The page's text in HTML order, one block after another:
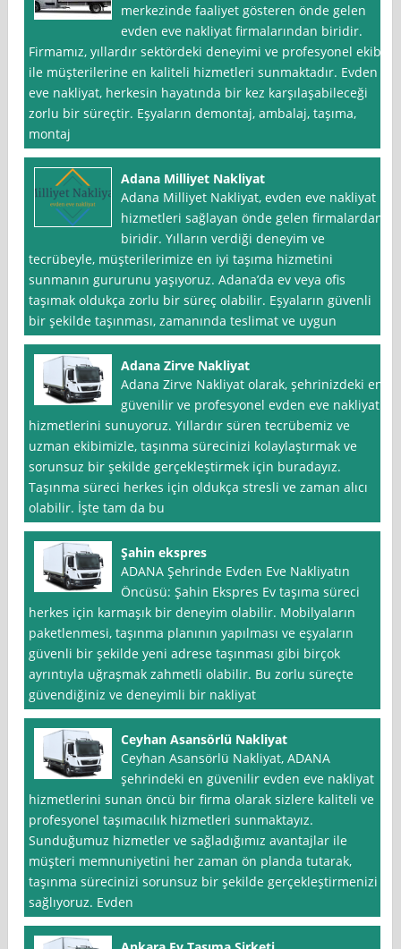
merkezinde faaliyet gösteren önde gelen
evden eve nakliyat firmalarından biridir.
Firmamız, yıllardır sektördeki deneyimi ve profesyonel ekibi
ile müşterilerine en kaliteli hizmetleri sunmaktadır. Evden
eve nakliyat, herkesin hayatında bir kez karşılaşabileceği
zorlu bir süreçtir. Eşyaların demontaj, ambalaj, taşıma,
montaj
Adana Milliyet Nakliyat
Adana Milliyet Nakliyat, evden eve nakliyat
hizmetleri sağlayan önde gelen firmalardan
biridir. Yılların verdiği deneyim ve
tecrübeyle, müşterilerimize en iyi taşıma hizmetini
sunmanın gururunu yaşıyoruz. Adana’da ev veya ofis
taşımak oldukça zorlu bir süreç olabilir. Eşyaların güvenli
bir şekilde taşınması, zamanında teslimat ve uygun
Adana Zirve Nakliyat
Adana Zirve Nakliyat olarak, şehrinizdeki en
güvenilir ve profesyonel evden eve nakliyat
hizmetlerini sunuyoruz. Yıllardır süren tecrübemiz ve
uzman ekibimizle, taşınma sürecinizi kolaylaştırmak ve
sorunsuz bir şekilde gerçekleştirmek için buradayız.
Taşınma süreci herkes için oldukça stresli ve zaman alıcı
olabilir. İşte tam da bu
Şahin ekspres
ADANA Şehrinde Evden Eve Nakliyatın
Öncüsü: Şahin Ekspres Ev taşıma süreci
herkes için karmaşık bir deneyim olabilir. Mobilyaların
paketlenmesi, taşınma planının yapılması ve eşyaların
güvenli bir şekilde yeni adrese taşınması gibi birçok
ayrıntıyla uğraşmak zahmetli olabilir. Bu zorlu süreçte
güvendiğiniz ve deneyimli bir nakliyat
Ceyhan Asansörlü Nakliyat
Ceyhan Asansörlü Nakliyat, ADANA
şehrindeki en güvenilir evden eve nakliyat
hizmetlerini sunan öncü bir firma olarak sizlere kaliteli ve
profesyonel taşımacılık hizmetleri sunmaktayız.
Sunduğumuz hizmetler ve sağladığımız avantajlar ile
müşteri memnuniyetini her zaman ön planda tutarak,
taşınma sürecinizi sorunsuz bir şekilde gerçekleştirmenizi
sağlıyoruz. Evden